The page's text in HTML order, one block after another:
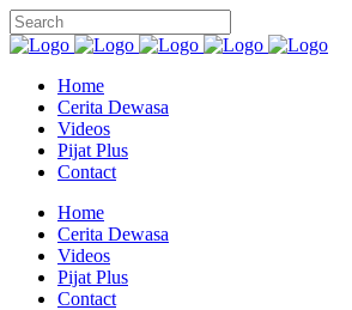
Home
Cerita Dewasa
Videos
Pijat Plus
Contact
Home
Cerita Dewasa
Videos
Pijat Plus
Contact